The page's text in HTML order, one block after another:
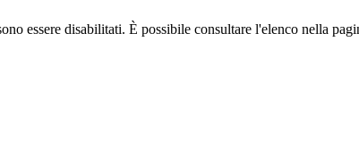
essere disabilitati. È possibile consultare l'elenco nella